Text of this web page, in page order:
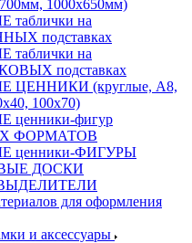
1000х650мм)
на
подставках
на
подставках
ЦЕННИКИ (круглые, А8,
100х70)
фигур
ФОРМАТОВ
ценники-ФИГУРЫ
ДОСКИ
для оформления
и аксессуары